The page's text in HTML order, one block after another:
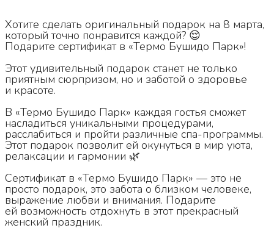
Хотите сделать оригинальный подарок на 8 марта,
который точно понравится каждой? 😌
Подарите сертификат в «Термо Бушидо Парк»!
Этот удивительный подарок станет не только
приятным сюрпризом, но и заботой о здоровье
и красоте.
В «Термо Бушидо Парк» каждая гостья сможет
насладиться уникальными процедурами,
расслабиться и пройти различные спа-программы.
Этот подарок позволит ей окунуться в мир уюта,
релаксации и гармонии 🌿
Сертификат в «Термо Бушидо Парк» — это не
просто подарок, это забота о близком человеке,
выражение любви и внимания. Подарите
ей возможность отдохнуть в этот прекрасный
женский праздник.